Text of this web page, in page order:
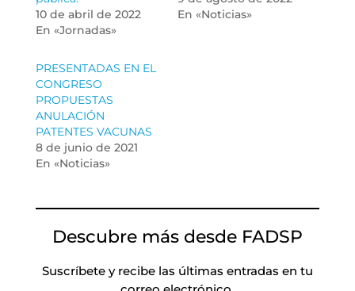
10 de abril de 2022
En «Jornadas»
En «Noticias»
PRESENTADAS EN EL
CONGRESO
PROPUESTAS
ANULACIÓN
PATENTES VACUNAS
8 de junio de 2021
En «Noticias»
Descubre más desde FADSP
Suscríbete y recibe las últimas entradas en tu